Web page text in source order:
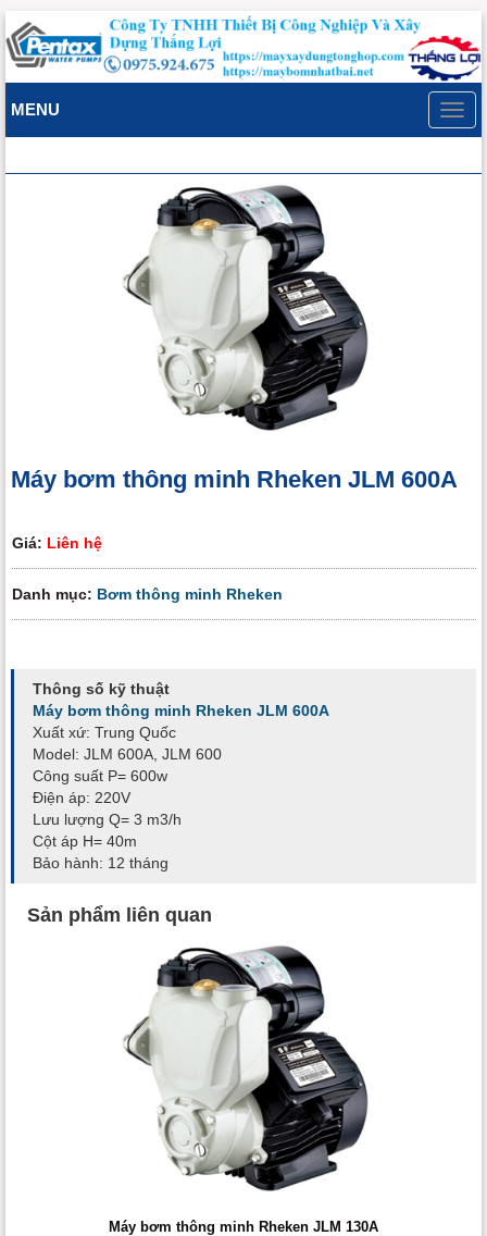
MENU
Máy bơm thông minh Rheken JLM 600A
Giá: Liên hệ
Danh mục: Bơm thông minh Rheken
Thông số kỹ thuật
Máy bơm thông minh Rheken JLM 600A
Xuất xứ: Trung Quốc
Model: JLM 600A, JLM 600
Công suất P= 600w
Điện áp: 220V
Lưu lượng Q= 3 m3/h
Cột áp H= 40m
Bảo hành: 12 tháng
Sản phẩm liên quan
Máy bơm thông minh Rheken JLM 130A